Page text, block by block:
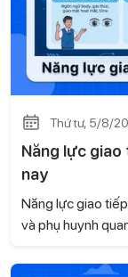
Thứ tư, 5/8/
Năng lực
nay
Năng lực giao
và phụ huynh
các em tự tin khi